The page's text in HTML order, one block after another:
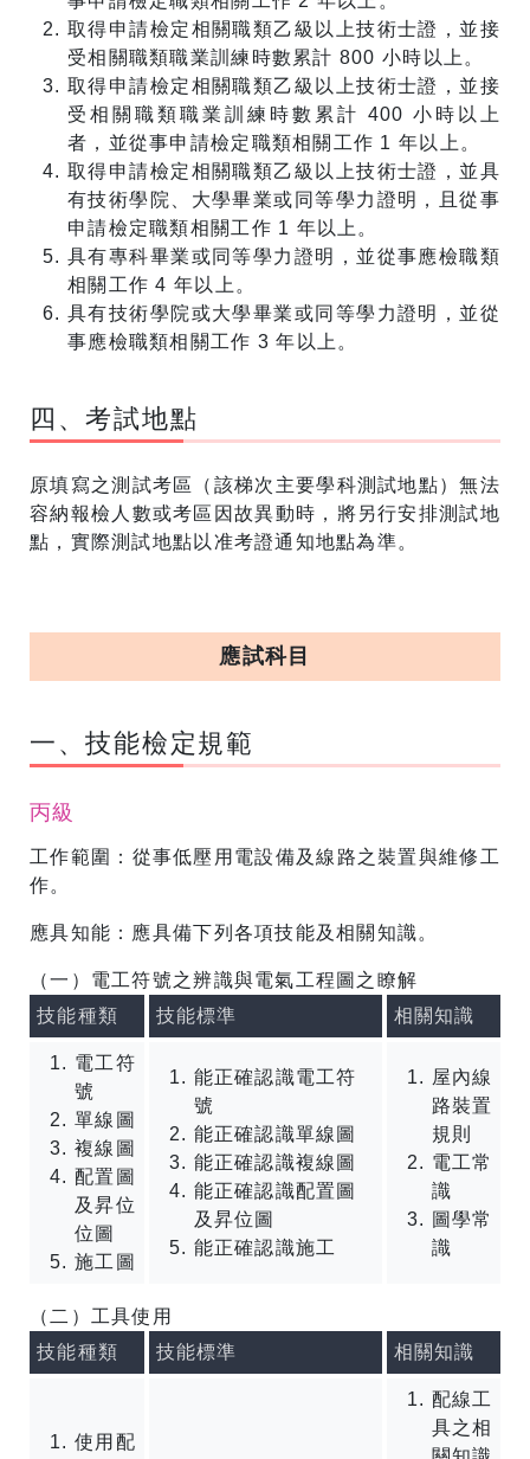
取得申請檢定相關職類乙級以上技術士證，並接
受相關職類職業訓練時數累計 800 小時以上。
取得申請檢定相關職類乙級以上技術士證，並接
受相關職類職業訓練時數累計 400 小時以上
者，並從事申請檢定職類相關工作 1 年以上。
取得申請檢定相關職類乙級以上技術士證，並具
有技術學院、大學畢業或同等學力證明，且從事
申請檢定職類相關工作 1 年以上。
具有專科畢業或同等學力證明，並從事應檢職類
相關工作 4 年以上。
具有技術學院或大學畢業或同等學力證明，並從
事應檢職類相關工作 3 年以上。
四、考試地點
原填寫之測試考區（該梯次主要學科測試地點）無法
容納報檢人數或考區因故異動時，將另行安排測試地
點，實際測試地點以准考證通知地點為準。
應試科目
一、技能檢定規範
丙級
工作範圍：從事低壓用電設備及線路之裝置與維修工
作。
應具知能：應具備下列各項技能及相關知識。
（一）電工符號之辨識與電氣工程圖之瞭解
技能種類
技能標準 相關知識
電工符
號
單線圖
複線圖
配置圖
及昇位
位圖
施工圖
能正確認識電工符
號
能正確認識單線圖
能正確認識複線圖
能正確認識配置圖
及昇位圖
能正確認識施工
屋內線
路裝置
規則
電工常
識
圖學常
識
（二）工具使用
技能種類
技能標準 相關知識
使用配
配線工
具之相